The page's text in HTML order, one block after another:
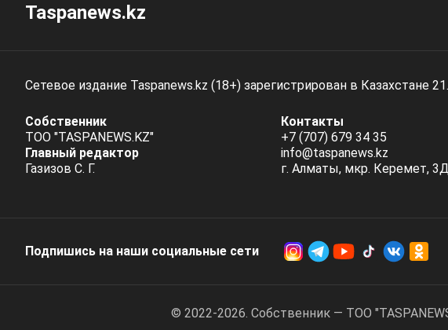
Taspanews.kz
Сетевое издание Taspanews.kz (18+) зарегистрирован в Казахстане
Собственник
ТОО "TASPANEWS.KZ"
Главный редактор
Газизов С. Г.
Контакты
+7 (707) 679 34 35
info@taspanews.kz
г. Алматы, мкр. Керемет,
Подпишись на наши социальные cети
© 2022-2026. Собственник — ТОО